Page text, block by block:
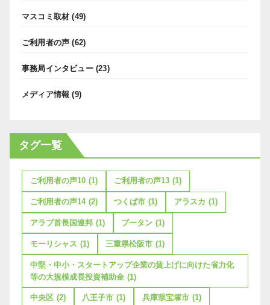
マスコミ取材 (49)
ご利用者の声 (62)
事務局インタビュー(23)
メディア情報 (9)
タグ一覧
ご利用者の声10 (1) ご利用者の声13 (1)
ご利用者の声14 (2) つくば市 (1) アラスカ (1)
アラブ首長国連邦 (1) ブータン (1)
モーリシャス (1) 三重県松阪市 (1)
中堅・中小・スタートアップ企業の賃上げに向けた省力化
等の大規模成長投資補助金 (1)
中央区 (2) 八王子市 (1) 兵庫県宝塚市 (1)